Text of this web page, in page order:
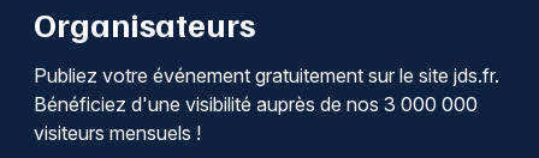
Organisateurs
Publiez votre événement gratuitement sur le site jds.fr.
Bénéficiez d'une visibilité auprès de nos 3 000 000
visiteurs mensuels !